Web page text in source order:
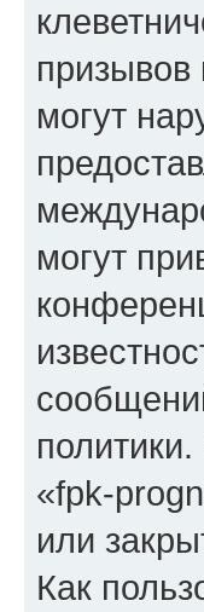
призывов
могут
могут
«fpk-
или
Как